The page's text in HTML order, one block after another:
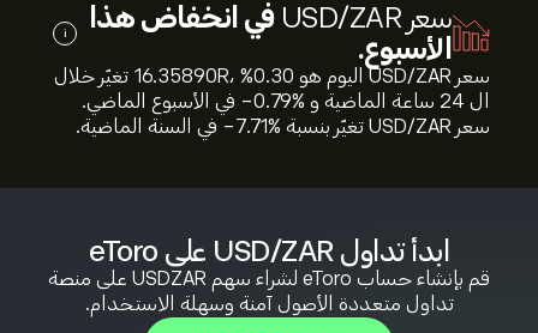
ابدأ تداول USD/ZAR على eToro
قم بإنشاء حساب eToro لشراء سهم USDZAR على منصة
تداول متعددة الأصول آمنة وسهلة الاستخدام.
سعر USD/ZAR
في انخفاض هذا
الأسبوع.
i
سعر USD/ZAR اليوم هو 16.35890‎R‎، %‎0.30‎ تغيّر خلال
ال 24 ساعة الماضية و %‎-0.79‎ في الأسبوع الماضي.
سعر USD/ZAR تغيّر بنسبة %‎-7.71‎ في السنة الماضية.